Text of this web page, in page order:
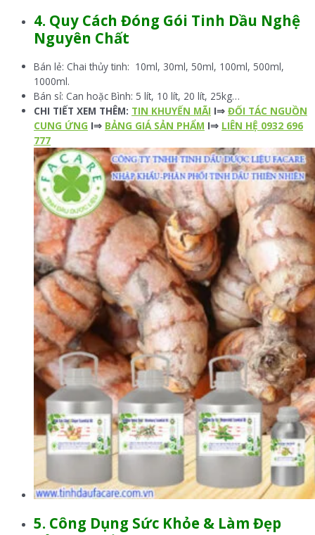
4. Quy Cách Đóng Gói Tinh Dầu Nghệ
Nguyên Chất
Bán lẻ: Chai thủy tinh: 10ml, 30ml, 50ml, 100ml, 500ml,
1000ml.
Bán sỉ: Can hoặc Bình: 5 lít, 10 lít, 20 lít, 25kg…
CHI TIẾT XEM THÊM: TIN KHUYẾN MÃI I⇒ ĐỐI TÁC NGUỒN
CUNG ỨNG I⇒ BẢNG GIÁ SẢN PHẨM I⇒ LIÊN HỆ 0932 696
777
5. Công Dụng Sức Khỏe & Làm Đẹp